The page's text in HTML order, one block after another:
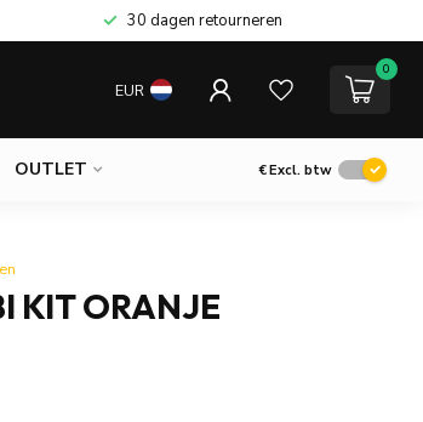
30 dagen retourneren
EUR
0
OUTLET €Excl. btw
KIT ORANJE